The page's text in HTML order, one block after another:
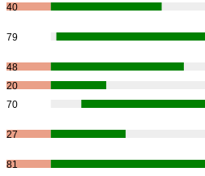
40
79
48
20
70
27
81